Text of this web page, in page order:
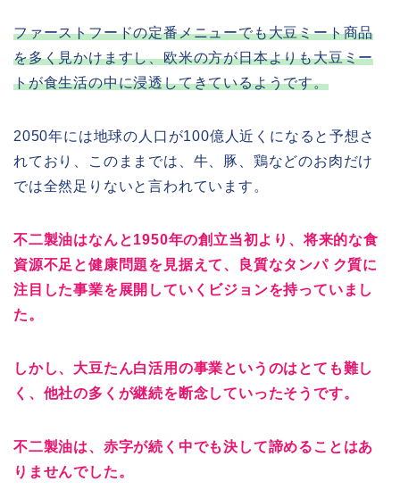
ファーストフードの定番メニューでも大豆ミート商品
を多く見かけますし、欧米の方が日本よりも大豆ミー
トが食生活の中に浸透してきているようです。
2050年には地球の人口が100億人近くになると予想さ
れており、このままでは、牛、豚、鶏などのお肉だけ
では全然足りないと言われています。
不二製油はなんと1950年の創立当初より、将来的な食
資源不足と健康問題を見据えて、良質なタンパ ク質に
注目した事業を展開していくビジョンを持っていまし
た。
しかし、大豆たん白活用の事業というのはとても難し
く、他社の多くが継続を断念していったそうです。
不二製油は、赤字が続く中でも決して諦めることはあ
りませんでした。